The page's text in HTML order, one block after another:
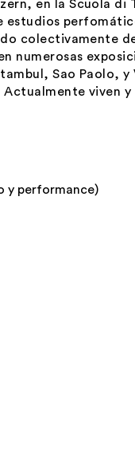
en la Scuola di
colectivamente
numerosas
Sao Paolo,
Actualmente viven
y performance)